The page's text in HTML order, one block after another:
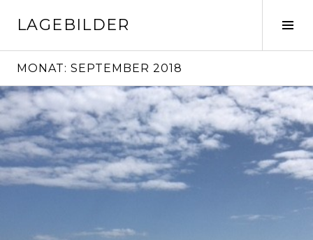
LAGEBILDER
MONAT: SEPTEMBER 2018